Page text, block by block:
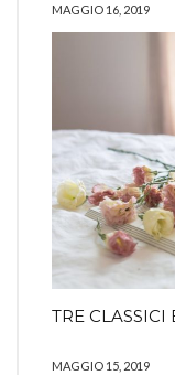
MAGGIO 16, 2019
TRE
MAGGIO 15, 2019